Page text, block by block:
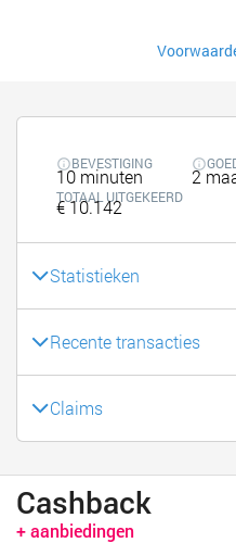
BEVESTIGING
10 minuten 2
TOTAAL UITGEKEERD
€ 10.142
Statistieken
Recente transacties
Claims
Cashback
+ aanbiedingen